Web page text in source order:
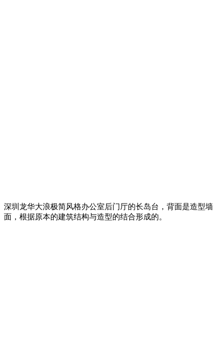
深圳龙华大浪极简风格办公室后门厅的长岛台，背面是造型墙
面，根据原本的建筑结构与造型的结合形成的。